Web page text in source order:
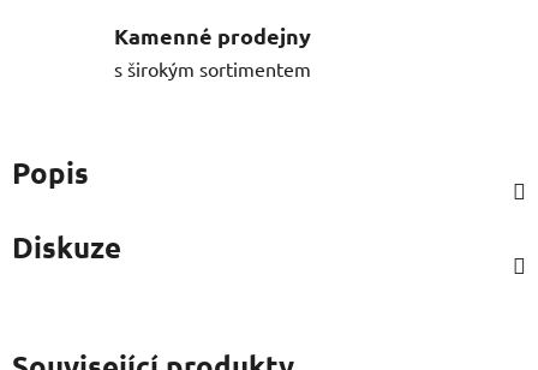
Kamenné prodejny
s širokým sortimentem
Popis
Diskuze